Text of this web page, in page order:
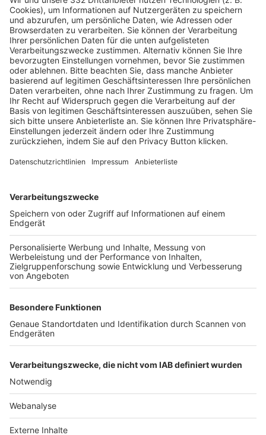
Pässe und Vereinswechsel
Trainerausbildung
Schulungsangebot Vereinsmitarbeiter
BFV-Geschäftsstellen
Trainerbörse
Login SpielPlus
FOLGE DEM BFV
TOP-VEREINE
TOP-PARTNER
Nutzungsbedingungen Datenschutz Impressum